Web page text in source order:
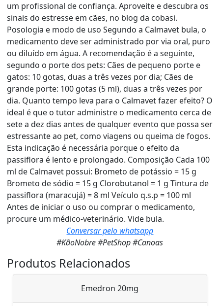
um profissional de confiança. Aproveite e descubra os
sinais do estresse em cães, no blog da cobasi.
Posologia e modo de uso Segundo a Calmavet bula, o
medicamento deve ser administrado por via oral, puro
ou diluído em água. A recomendação é a seguinte,
segundo o porte dos pets: Cães de pequeno porte e
gatos: 10 gotas, duas a três vezes por dia; Cães de
grande porte: 100 gotas (5 ml), duas a três vezes por
dia. Quanto tempo leva para o Calmavet fazer efeito? O
ideal é que o tutor administre o medicamento cerca de
sete a dez dias antes de qualquer evento que possa ser
estressante ao pet, como viagens ou queima de fogos.
Esta indicação é necessária porque o efeito da
passiflora é lento e prolongado. Composição Cada 100
ml de Calmavet possui: Brometo de potássio = 15 g
Brometo de sódio = 15 g Clorobutanol = 1 g Tintura de
passiflora (maracujá) = 8 ml Veículo q.s.p = 100 ml
Antes de iniciar o uso ou comprar o medicamento,
procure um médico-veterinário. Vide bula.
Conversar pelo whatsapp
#KãoNobre #PetShop #Canoas
Produtos Relacionados
Emedron 20mg